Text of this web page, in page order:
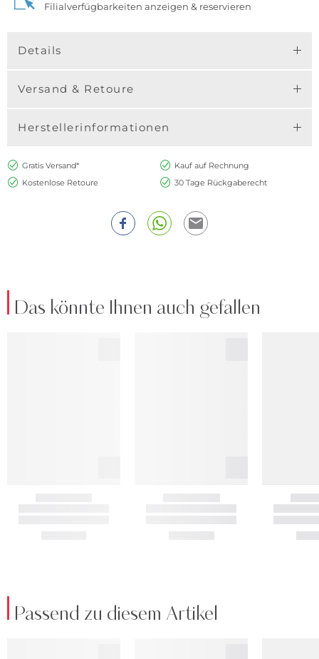
Filialverfügbarkeiten anzeigen & reservieren
Details
Versand & Retoure
Herstellerinformationen
Gratis Versand*
Kauf auf Rechnung
Kostenlose Retoure
30 Tage Rückgaberecht
Das könnte Ihnen auch gefallen
Passend zu diesem Artikel